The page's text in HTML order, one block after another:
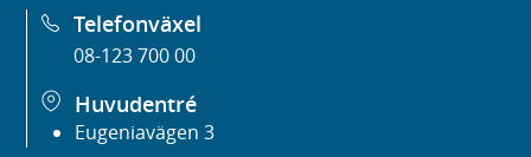
Telefonväxel
08-123 700 00
Huvudentré
Eugeniavägen 3